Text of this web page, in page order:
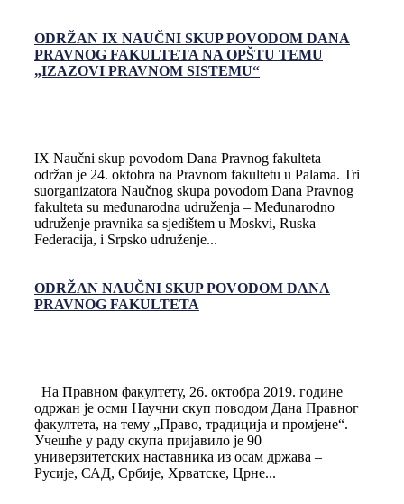
ODRŽAN IX NAUČNI SKUP POVODOM DANA
PRAVNOG FAKULTETA NA OPŠTU TEMU
„IZAZOVI PRAVNOM SISTEMU“
IX Naučni skup povodom Dana Pravnog fakulteta
održan je 24. oktobra na Pravnom fakultetu u Palama. Tri
suorganizatora Naučnog skupa povodom Dana Pravnog
fakulteta su međunarodna udruženja – Međunarodno
udruženje pravnika sa sjedištem u Moskvi, Ruska
Federacija, i Srpsko udruženje...
ODRŽAN NAUČNI SKUP POVODOM DANA
PRAVNOG FAKULTETA
На Правном факултету, 26. октобра 2019. године
одржан је осми Научни скуп поводом Дана Правног
факултета, на тему „Право, традиција и промјене“.
Учешће у раду скупа пријавило је 90
универзитетских наставника из осам држава –
Русије, САД, Србије, Хрватске, Црне...